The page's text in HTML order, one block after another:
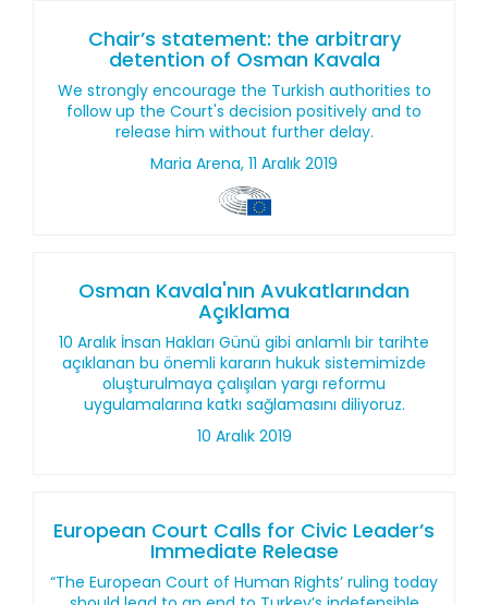
Chair’s statement: the arbitrary
detention of Osman Kavala
We strongly encourage the Turkish authorities to
follow up the Court's decision positively and to
release him without further delay.
Maria Arena, 11 Aralık 2019
Osman Kavala'nın Avukatlarından
Açıklama
10 Aralık İnsan Hakları Günü gibi anlamlı bir tarihte
açıklanan bu önemli kararın hukuk sistemimizde
oluşturulmaya çalışılan yargı reformu
uygulamalarına katkı sağlamasını diliyoruz.
10 Aralık 2019
European Court Calls for Civic Leader’s
Immediate Release
“The European Court of Human Rights’ ruling today